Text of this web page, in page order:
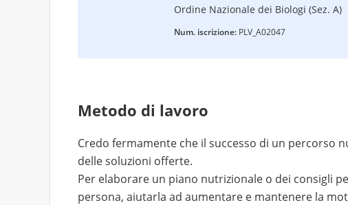
Ordine Nazionale dei Biologi (Sez. A)
Num. iscrizione: PLV_A02047
Metodo di lavoro
Credo fermamente che il successo di un percorso
delle soluzioni offerte.
Per elaborare un piano nutrizionale o dei consigli
persona, aiutarla ad aumentare e mantenere la